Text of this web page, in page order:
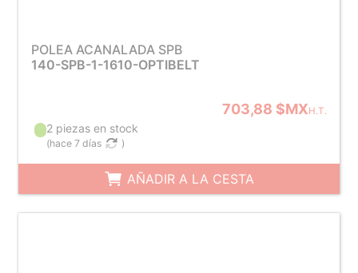
POLEA ACANALADA SPB
140-SPB-1-1610-OPTIBELT
703,88 $MXH.T.
2 piezas en stock
(hace 7 días )
AÑADIR A LA CESTA